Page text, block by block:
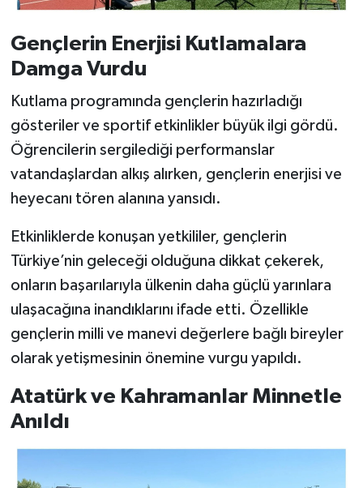
Gençlerin Enerjisi Kutlamalara
Damga Vurdu
Kutlama programında gençlerin hazırladığı
gösteriler ve sportif etkinlikler büyük ilgi gördü.
Öğrencilerin sergilediği performanslar
vatandaşlardan alkış alırken, gençlerin enerjisi ve
heyecanı tören alanına yansıdı.
Etkinliklerde konuşan yetkililer, gençlerin
Türkiye’nin geleceği olduğuna dikkat çekerek,
onların başarılarıyla ülkenin daha güçlü yarınlara
ulaşacağına inandıklarını ifade etti. Özellikle
gençlerin milli ve manevi değerlere bağlı bireyler
olarak yetişmesinin önemine vurgu yapıldı.
Atatürk ve Kahramanlar Minnetle
Anıldı